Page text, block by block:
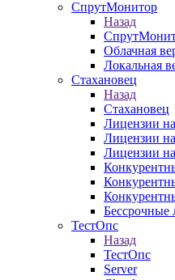
СпрутМонитор
Назад
Облачная
Локальная
Стахановец
Назад
Стахановец
Лицензии
Лицензии
Лицензии
Бессрочные
ТестОпс
Назад
ТестОпс
Server